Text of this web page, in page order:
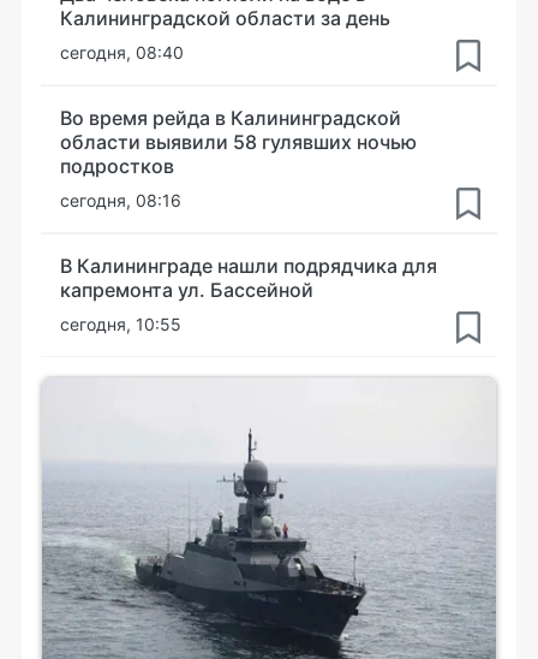
Калининградской области за день
сегодня, 08:40
Во время рейда в Калининградской
области выявили 58 гулявших ночью
подростков
сегодня, 08:16
В Калининграде нашли подрядчика для
капремонта ул. Бассейной
сегодня, 10:55